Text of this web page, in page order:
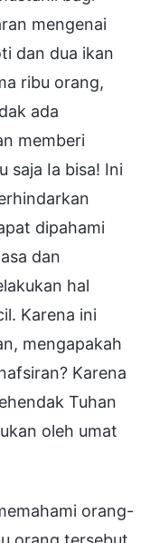
mengenai
dan dua ikan
ribu orang,
ada
memberi
saja Ia bisa! Ini
dipahami
dan
hal
Karena ini
mengapakah
Karena
Tuhan
oleh umat
orang-